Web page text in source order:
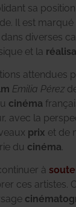
sa
Il est
diverses
et la
attendues
Emilia Pérez
cinéma
avec la
prix et de
du cinéma.
à
ces artistes.